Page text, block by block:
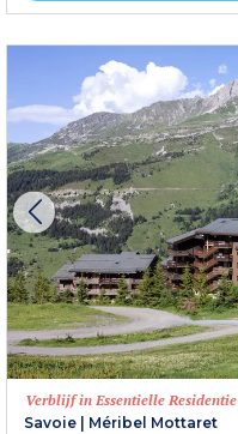
Verblijf in Essentielle Residentie
Savoie
Méribel Mottaret